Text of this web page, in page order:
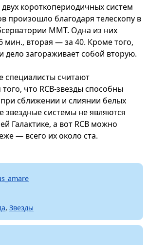
короткопериодичных систем
произошло благодаря телескопу в
ММТ. Одна из них
мин., вторая — за 40. Кроме того,
дело загораживает собой вторую.
специалисты считают
что RCB-звезды способны
сближении и слиянии белых
звездные системы не являются
Галактике, а вот RCB можно
— всего их около ста.
, Звезды